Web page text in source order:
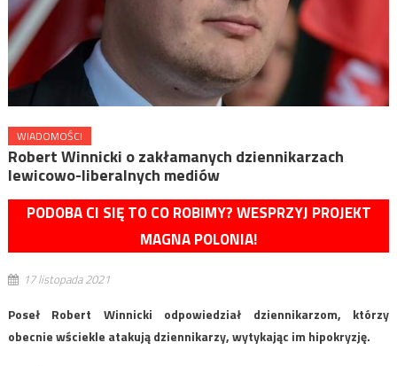
WIADOMOŚCI
Robert Winnicki o zakłamanych dziennikarzach
lewicowo-liberalnych mediów
PODOBA CI SIĘ TO CO ROBIMY? WESPRZYJ PROJEKT
MAGNA POLONIA!
17 listopada 2021
Poseł Robert Winnicki odpowiedział dziennikarzom, którzy
obecnie wściekle atakują dziennikarzy, wytykając im hipokryzję.